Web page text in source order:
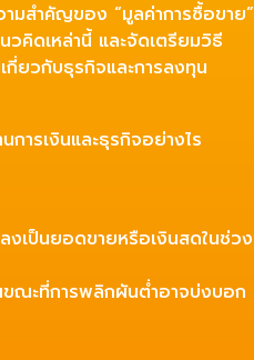
ามสำคัญของ “มูลค่าการซื้อขาย”
วคิดเหล่านี้ และจัดเตรียมวิธี
ยวกับธุรกิจและการลงทุน
การเงินและธุรกิจอย่างไร
เป็นยอดขายหรือเงินสดในช่วง
ขณะที่การพลิกผันต่ำอาจบ่งบอก